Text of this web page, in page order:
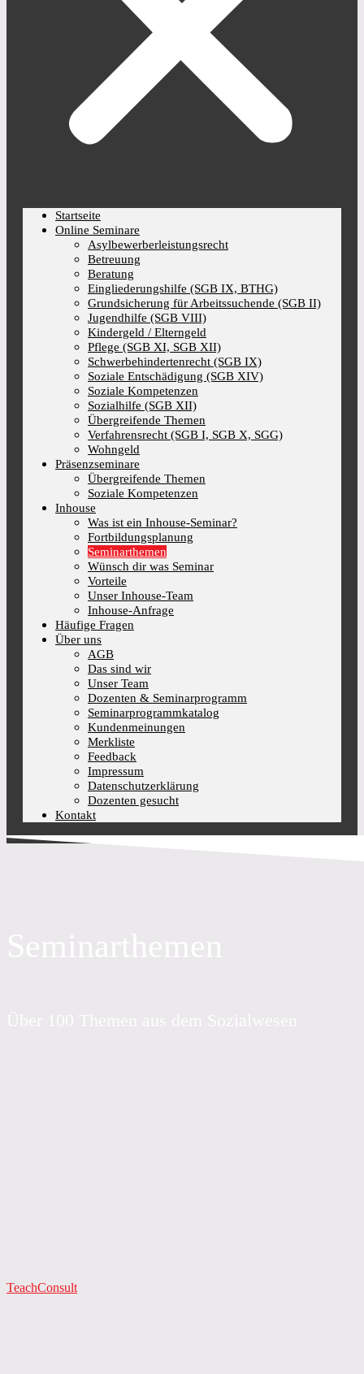
Startseite
Online Seminare
Asylbewerberleistungsrecht
Betreuung
Beratung
Eingliederungshilfe (SGB IX, BTHG)
Grundsicherung für Arbeitssuchende (SGB II)
Jugendhilfe (SGB VIII)
Kindergeld / Elterngeld
Pflege (SGB XI, SGB XII)
Schwerbehindertenrecht (SGB IX)
Soziale Entschädigung (SGB XIV)
Soziale Kompetenzen
Sozialhilfe (SGB XII)
Übergreifende Themen
Verfahrensrecht (SGB I, SGB X, SGG)
Wohngeld
Präsenzseminare
Übergreifende Themen
Soziale Kompetenzen
Inhouse
Was ist ein Inhouse-Seminar?
Fortbildungsplanung
Seminarthemen
Wünsch dir was Seminar
Vorteile
Unser Inhouse-Team
Inhouse-Anfrage
Häufige Fragen
Über uns
AGB
Das sind wir
Unser Team
Dozenten & Seminarprogramm
Seminarprogrammkatalog
Kundenmeinungen
Merkliste
Feedback
Impressum
Datenschutzerklärung
Dozenten gesucht
Kontakt
TeachConsult